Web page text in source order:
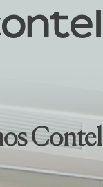
Contel